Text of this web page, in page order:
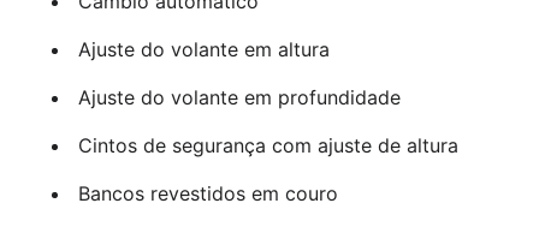
Ajuste do volante em altura
Ajuste do volante em profundidade
Cintos de segurança com ajuste de altura
Bancos revestidos em couro